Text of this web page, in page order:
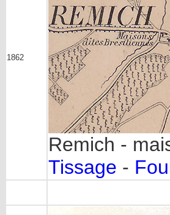
1862
Remich -
Tissage -